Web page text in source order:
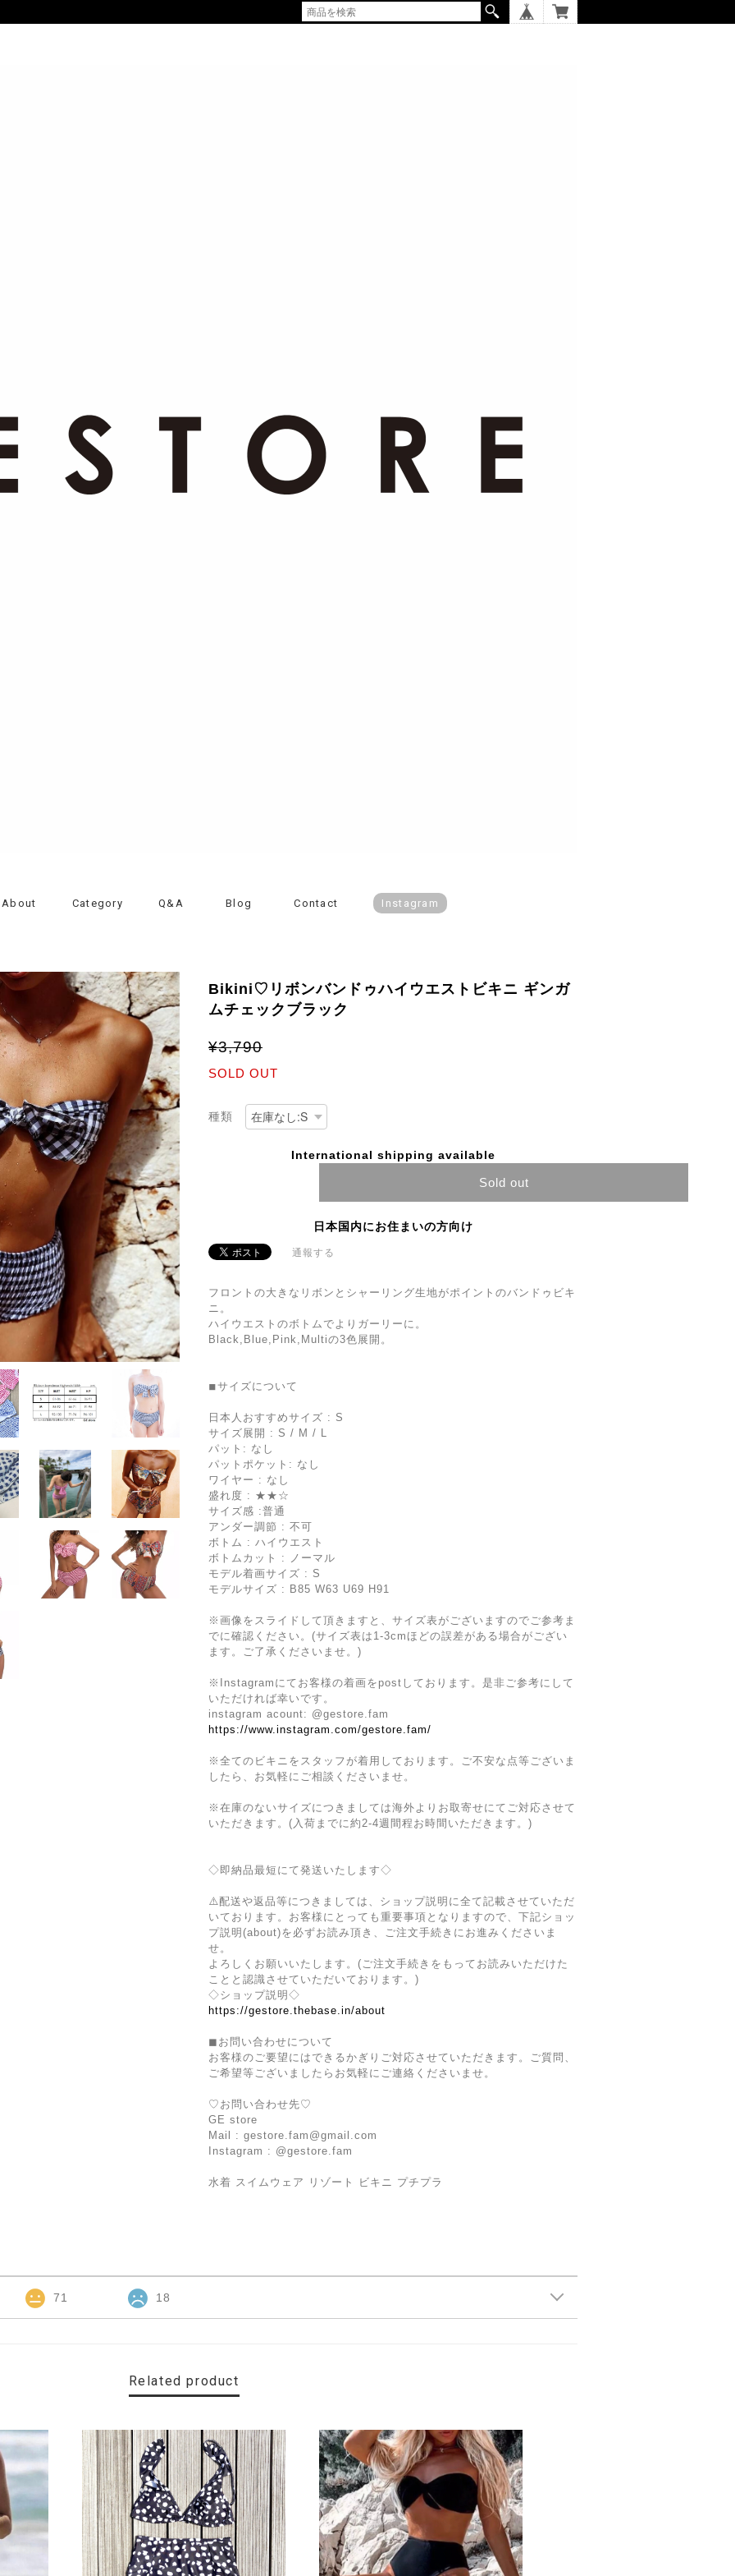
About Category Q&A Blog Contact Instagram
Bikini♡リボンバンドゥハイウエストビキニ ギンガ
ムチェックブラック
¥3,790
SOLD OUT
種類
International shipping available
Sold out
日本国内にお住まいの方向け
通報する
フロントの大きなリボンとシャーリング生地がポイントのバンドゥビキ
ニ。
ハイウエストのボトムでよりガーリーに。
Black,Blue,Pink,Multiの3色展開。
◾︎サイズについて
日本人おすすめサイズ : S
サイズ展開 : S / M / L
パット: なし
パットポケット: なし
ワイヤー : なし
盛れ度 : ★★☆
サイズ感 :普通
アンダー調節 : 不可
ボトム : ハイウエスト
ボトムカット : ノーマル
モデル着画サイズ : S
モデルサイズ : B85 W63 U69 H91
※画像をスライドして頂きますと、サイズ表がございますのでご参考ま
でに確認ください。(サイズ表は1-3cmほどの誤差がある場合がござい
ます。ご了承くださいませ。)
※Instagramにてお客様の着画をpostしております。是非ご参考にして
いただければ幸いです。
instagram acount: @gestore.fam
https://www.instagram.com/gestore.fam/‬
※全てのビキニをスタッフが着用しております。ご不安な点等ございま
したら、お気軽にご相談くださいませ。
※在庫のないサイズにつきましては海外よりお取寄せにてご対応させて
いただきます。(入荷までに約2-4週間程お時間いただきます。)
◇即納品最短にて発送いたします◇
⚠️配送や返品等につきましては、ショップ説明に全て記載させていただ
いております。お客様にとっても重要事項となりますので、下記ショッ
プ説明(about)を必ずお読み頂き、ご注文手続きにお進みくださいま
せ。
よろしくお願いいたします。(ご注文手続きをもってお読みいただけた
ことと認識させていただいております。)
◇ショップ説明◇
https://gestore.thebase.in/about
◼︎お問い合わせについて
お客様のご要望にはできるかぎりご対応させていただきます。ご質問、
ご希望等ございましたらお気軽にご連絡くださいませ。
♡お問い合わせ先♡
GE store
Mail : gestore.fam@gmail.com
Instagram : @gestore.fam
水着 スイムウェア リゾート ビキニ プチプラ
71 18
Related product